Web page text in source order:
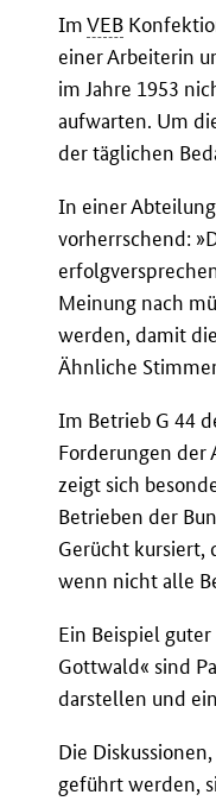
ImVEB
einer Arbeiterin
im Jahre 1953
aufwarten. Um
der täglichen
In einer
vorherrschend:
Meinung nach
werden, damit
Ähnliche
Im Betrieb G 44
Forderungen der
zeigt sich
Betrieben der
Gerücht kursiert,
wenn nicht alle
Ein Beispiel
Gottwald« sind
darstellen und
Die
geführt werden,